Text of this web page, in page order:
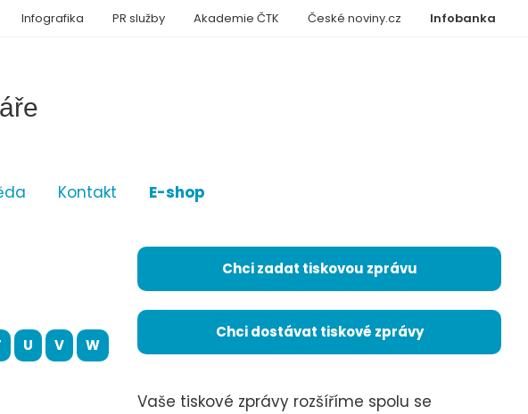
Kontakt E-shop
Infobanka
Infografika PR služby Akademie ČTK České noviny.cz
U V
W
Chci zadat tiskovou zprávu
Chci dostávat tiskové zprávy
Vaše tiskové zprávy rozšíříme spolu se